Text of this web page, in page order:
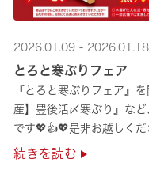
2026.01.09 - 2026.01.18
とろと寒ぶりフェア
『とろと寒ぶりフェア』
産】豊後活〆寒ぶり』な
です💖👍💖是非お越しくだ
続きを読む